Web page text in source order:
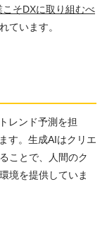
こそDXに取り組むべ
ています。
レンド予測を担
す。生成AIはクリエ
ことで、人間のク
境を提供していま